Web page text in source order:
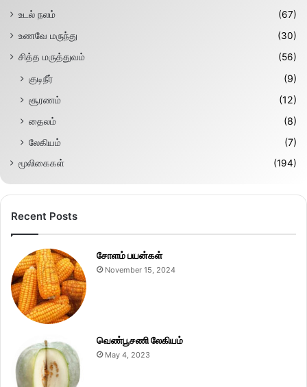
உடல் நலம்
(67)
உணவே மருந்து
(30)
சித்த மருத்துவம்
(56)
குடிநீர்
(9)
சூரணம்
(12)
தைலம்
(8)
லேகியம்
(7)
மூலிகைகள் (194)
Recent Posts
சோளம் பயன்கள்
November 15, 2024
வெண்பூசணி லேகியம்
May 4, 2023